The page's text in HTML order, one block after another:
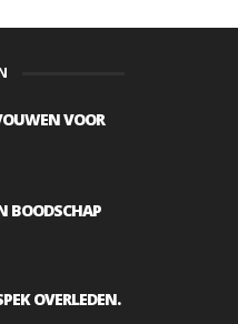
VOOR
BOODSCHAP
OVERLEDEN.